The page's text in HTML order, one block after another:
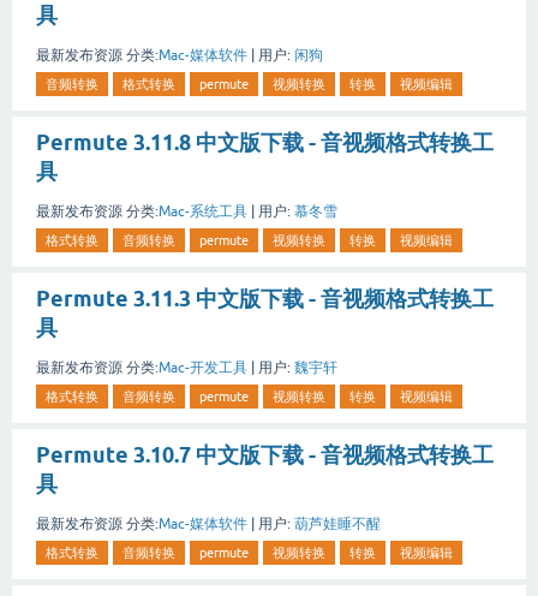
具
最新发布资源 分类:Mac-媒体软件 用户: 闲狗
音频转换 格式转换 permute 视频转换 转换 视频编辑
Permute 3.11.8 中文版下载 - 音视频格式转换工
具
最新发布资源 分类:Mac-系统工具 | 用户: 慕冬雪
格式转换 音频转换 permute 视频转换 转换 视频编辑
Permute 3.11.3 中文版下载 - 音视频格式转换工
具
最新发布资源 分类:Mac-开发工具 | 用户: 魏宇轩
格式转换 音频转换 permute 视频转换 转换 视频编辑
Permute 3.10.7 中文版下载 - 音视频格式转换工
具
最新发布资源 分类:Mac-媒体软件 | 用户: 葫芦娃睡不醒
格式转换 音频转换 permute 视频转换 转换 视频编辑